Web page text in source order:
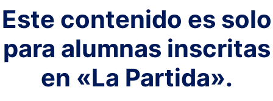
Este contenido es solo
para alumnas inscritas
en «La Partida».